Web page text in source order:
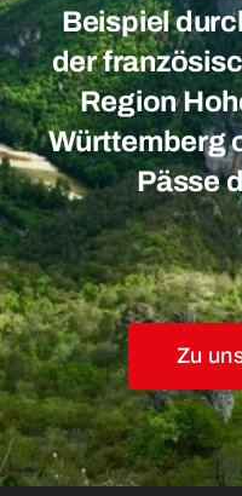
Beispiel
der
Region
Württemberg
Pässe
Zu